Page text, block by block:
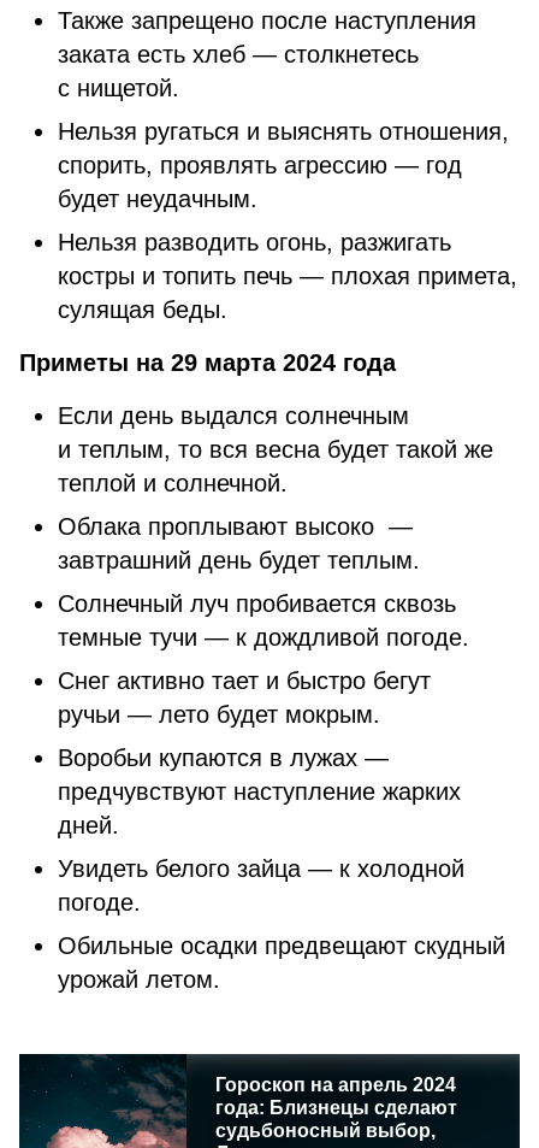
Также запрещено после наступления
заката есть хлеб — столкнетесь
с нищетой.
Нельзя ругаться и выяснять отношения,
спорить, проявлять агрессию — год
будет неудачным.
Нельзя разводить огонь, разжигать
костры и топить печь — плохая примета,
сулящая беды.
Приметы на 29 марта 2024 года
Если день выдался солнечным
и теплым, то вся весна будет такой же
теплой и солнечной.
Облака проплывают высоко —
завтрашний день будет теплым.
Солнечный луч пробивается сквозь
темные тучи — к дождливой погоде.
Снег активно тает и быстро бегут
ручьи — лето будет мокрым.
Воробьи купаются в лужах —
предчувствуют наступление жарких
дней.
Увидеть белого зайца — к холодной
погоде.
Обильные осадки предвещают скудный
урожай летом.
Гороскоп на апрель 2024
года: Близнецы сделают
судьбоносный выбор,